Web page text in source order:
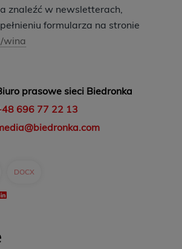
znaleźć w newsletterach,
formularza na stronie
wina
prasowe sieci Biedronka
696 77 22 13
DOCX